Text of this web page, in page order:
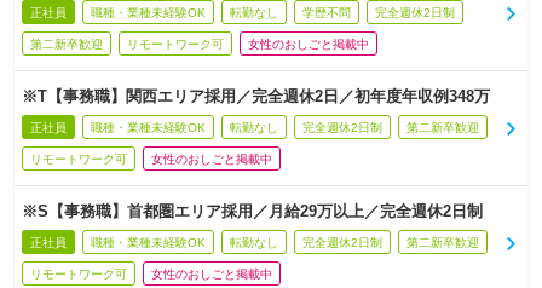
正社員 職種・業種未経験OK 転勤なし 学歴不問 完全週休2日制
第二新卒歓迎 リモートワーク可 女性のおしごと掲載中
※T【事務職】関西エリア採用／完全週休2日／初年度年収例348万
正社員 職種・業種未経験OK 転勤なし 完全週休2日制 第二新卒歓迎
リモートワーク可 女性のおしごと掲載中
※S【事務職】首都圏エリア採用／月給29万以上／完全週休2日制
正社員 職種・業種未経験OK 転勤なし 完全週休2日制 第二新卒歓迎
リモートワーク可 女性のおしごと掲載中